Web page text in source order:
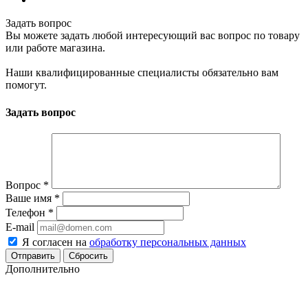
Задать вопрос
Вы можете задать любой интересующий вас вопрос по товару
или работе магазина.
Наши квалифицированные специалисты обязательно вам
помогут.
Задать вопрос
Вопрос *
Ваше имя *
Телефон *
E-mail
Я согласен на обработку персональных данных
Сбросить
Дополнительно